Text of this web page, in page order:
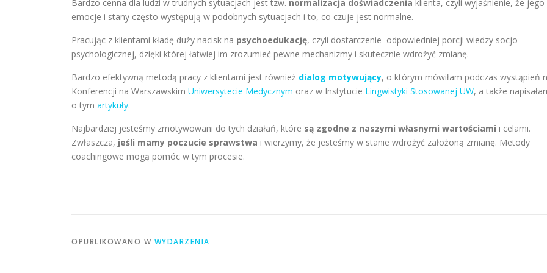
Bardzo cenna dla ludzi w trudnych sytuacjach jest tzw. normalizacja doświadczenia klienta, czyli wyjaśnienie, że jego
emocje i stany często występują w podobnych sytuacjach i to, co czuje jest normalne.
Pracując z klientami kładę duży nacisk na psychoedukację, czyli dostarczenie odpowiedniej porcji wiedzy socjo –
psychologicznej, dzięki której łatwiej im zrozumieć pewne mechanizmy i skutecznie wdrożyć zmianę.
Bardzo efektywną metodą pracy z klientami jest również dialog motywujący, o którym mówiłam podczas wystąpień
Konferencji na Warszawskim Uniwersytecie Medycznym oraz w Instytucie Lingwistyki Stosowanej UW, a także
o tym artykuły.
Najbardziej jesteśmy zmotywowani do tych działań, które są zgodne z naszymi własnymi wartościami i celami.
Zwłaszcza, jeśli mamy poczucie sprawstwa i wierzymy, że jesteśmy w stanie wdrożyć założoną zmianę. Metody
coachingowe mogą pomóc w tym procesie.
OPUBLIKOWANO W WYDARZENIA